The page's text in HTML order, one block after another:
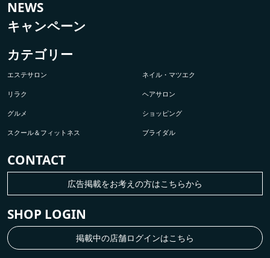
NEWS
キャンペーン
カテゴリー
エステサロン ネイル・マツエク
リラク ヘアサロン
グルメ ショッピング
スクール＆フィットネス ブライダル
SHOP LOGIN
掲載中の店舗ログインはこちら
CONTACT
広告掲載をお考えの方はこちらから